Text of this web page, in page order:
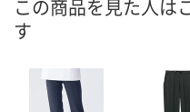
お届け日
数量
この商品を見た人は
す